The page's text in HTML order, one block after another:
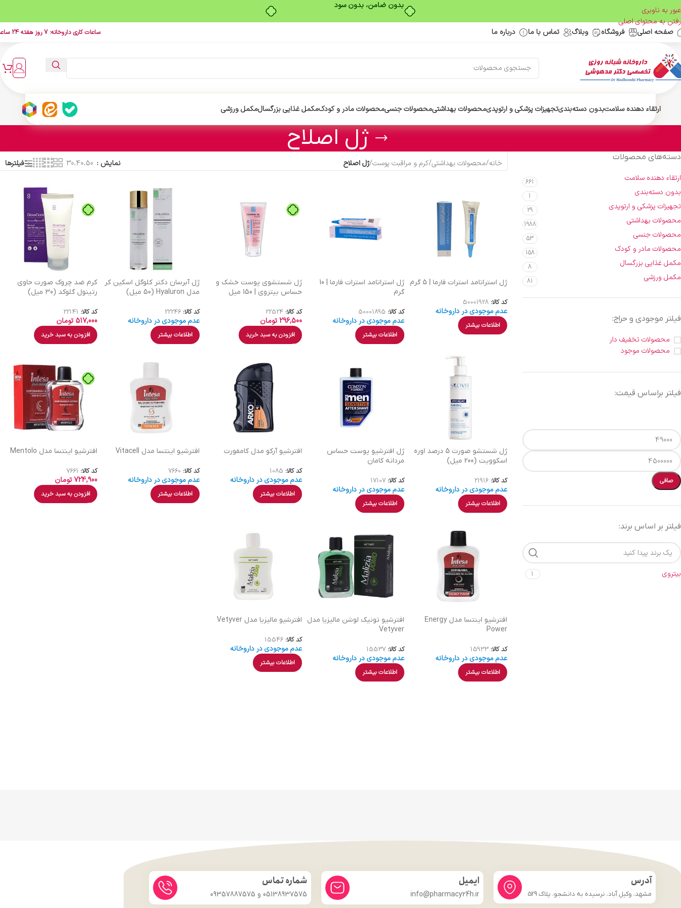
بدون ضامن، بدون سود
عبور به ناوبری
رفتن به محتوای اصلی
صفحه اصلی
فروشگاه وبلاگ تماس با ما درباره ما ساعات کاری داروخانه: 7 روز هفته 24 ساعت
ارتقاء دهنده سلامتبدون دسته‌بندیتجهیزات پزشکی و ارتوپدیمحصولات بهداشتیمحصولات جنسیمحصولات مادر و کودکمکمل غذایی بزرگسالمکمل ورزشی
ژل اصلاح
دسته‌های محصولات
ارتقاء دهنده سلامت 661
بدون دسته‌بندی 1
تجهیزات پزشکی و ارتوپدی 29
محصولات بهداشتی 1988
محصولات جنسی 53
محصولات مادر و کودک 158
مکمل غذایی بزرگسال 8
مکمل ورزشی 81
فیلتر موجودی و حراج:
محصولات تخفیف دار
محصولات موجود
فیلتر براساس قیمت:
صافی
فیلتر بر اساس برند:
بیتروی 1
خانه/محصولات بهداشتی/کرم و مراقبت پوست/ژل اصلاح نمایش 30،40،50 فیلترها
ژل استراتامد استرات فارما | 5 گرم
کد کالا:50001928
عدم موجودی در داروخانه
اطلاعات بیشتر
ژل استراتامد استرات فارما | 10
گرم
کد کالا: 50001895
عدم موجودی در داروخانه
اطلاعات بیشتر
ژل شستشوی پوست خشک و
حساس بیتروی | 150 میل
کد کالا: 22524
296,500 تومان
افزودن به سبد خرید
ژل آبرسان دکتر کلوگل اسکین کر
مدل Hyaluron (50 میل)
کد کالا: 22246
عدم موجودی در داروخانه
اطلاعات بیشتر
کرم ضد چروک صورت حاوی
رتینول گلوکد (30 میل)
کد کالا: 22141
517,000 تومان
افزودن به سبد خرید
ژل شستشو صورت 5 درصد اوره
اسکوویت (200 میل)
کد کالا:21916
عدم موجودی در داروخانه
اطلاعات بیشتر
ژل افترشیو پوست حساس
مردانه کامان
کد کالا: 17107
عدم موجودی در داروخانه
اطلاعات بیشتر
افترشیو آرکو مدل کامفورت
کد کالا: 1085
عدم موجودی در داروخانه
اطلاعات بیشتر
افترشیو اینتسا مدل Vitacell
کد کالا: 7660
عدم موجودی در داروخانه
اطلاعات بیشتر
افترشیو اینتسا مدل Mentolo
کد کالا: 7661
724,900تومان
افزودن به سبد خرید
افترشیو اینتسا مدل Energy
Power
کد کالا:15933
عدم موجودی در داروخانه
اطلاعات بیشتر
افترشیو تونیک لوشن مالیزیا مدل
Vetyver
کد کالا: 15537
عدم موجودی در داروخانه
اطلاعات بیشتر
افترشیو مالیزیا مدل Vetyver
کد کالا: 15546
عدم موجودی در داروخانه
اطلاعات بیشتر
آدرس
مشهد، وکیل آباد، نرسیده به دانشجو، پلاک 529
ایمیل
info@pharmacy24h.ir
شماره تماس
05138937575 و 09357887575